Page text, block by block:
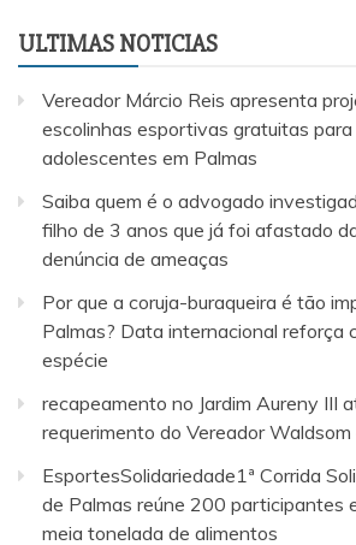
ULTIMAS NOTICIAS
Vereador Márcio Reis apresenta
escolinhas esportivas gratuitas para
adolescentes em Palmas
Saiba quem é o advogado
filho de 3 anos que já foi afastado
denúncia de ameaças
Por que a coruja-buraqueira é tão
Palmas? Data internacional reforça
espécie
recapeamento no Jardim Aureny III
requerimento do Vereador
EsportesSolidariedade1ª Corrida
de Palmas reúne 200 participantes
meia tonelada de alimentos